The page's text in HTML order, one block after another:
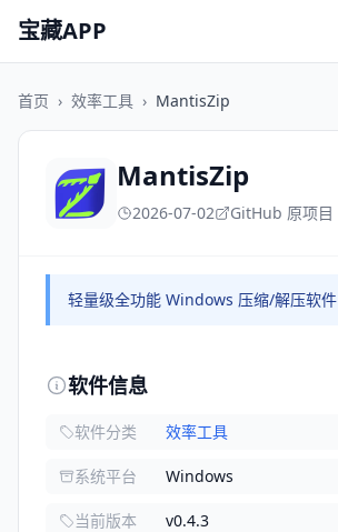
宝藏APP
首页 › 效率工具 › MantisZip
MantisZip
2026-07-02 GitHub 原项目
轻量级全功能 Windows 压缩/解压软件
软件信息
软件分类 效率工具
系统平台 Windows
当前版本 v0.4.3